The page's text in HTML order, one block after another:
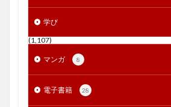
学び
(1,107)
マンガ 8
電子書籍 28